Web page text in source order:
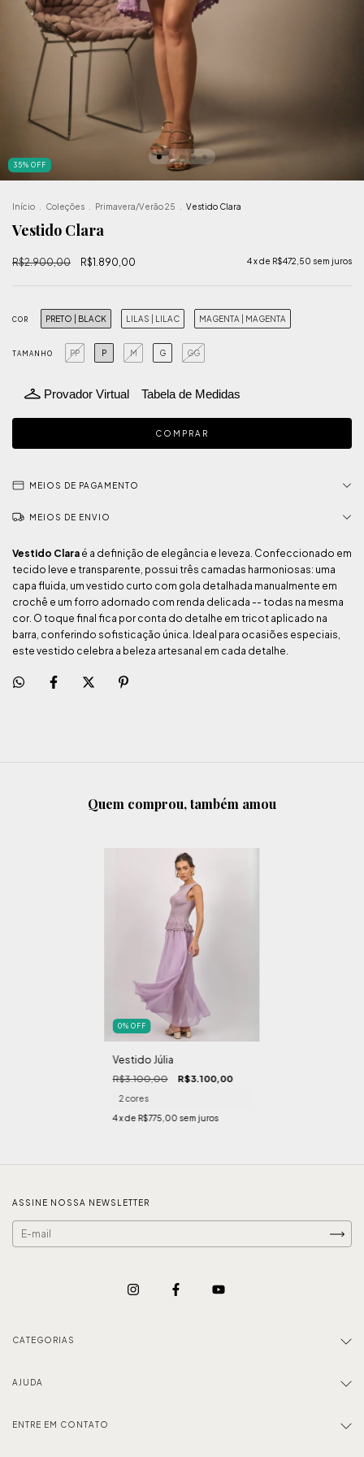
35% OFF
Início Coleções Primavera/Verão 25 Vestido Clara
Vestido Clara
R$2.900,00 R$1.890,00 4x de R$472,50 sem juros
COR PRETO | BLACK LILAS | LILAC MAGENTA | MAGENTA
TAMANHO PP P M G GG
Provador Virtual Tabela de Medidas
MEIOS DE PAGAMENTO
MEIOS DE ENVIO
Vestido Clara é a definição de elegância e leveza. Confeccionado em
tecido leve e transparente, possui três camadas harmoniosas: uma
capa fluida, um vestido curto com gola detalhada manualmente em
crochê e um forro adornado com renda delicada -- todas na mesma
cor. O toque final fica por conta do detalhe em tricot aplicado na
barra, conferindo sofisticação única. Ideal para ocasiões especiais,
este vestido celebra a beleza artesanal em cada detalhe.
Quem comprou, também amou
0% OFF
Vestido Júlia
R$3.100,00 R$3.100,00
2 cores
4x de R$775,00 sem juros
ASSINE NOSSA NEWSLETTER
CATEGORIAS
AJUDA
ENTRE EM CONTATO